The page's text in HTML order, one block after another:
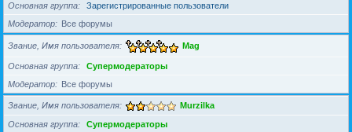
Основная группа
Зарегистрированные пользователи
Модератор
Все форумы
Звание, Имя пользователя Mag
Основная группа
Супермодераторы
Модератор
Все форумы
Звание, Имя пользователя Murzilka
Основная группа
Супермодераторы